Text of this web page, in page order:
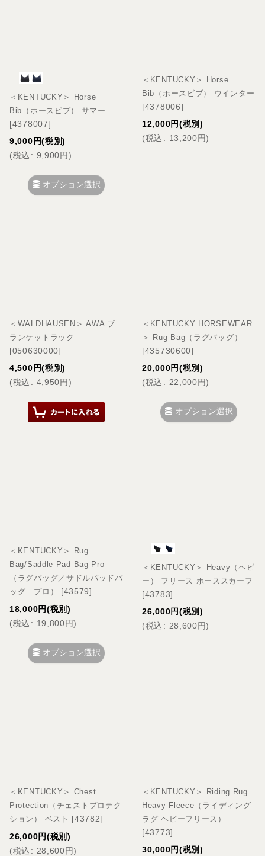
＜KENTUCKY＞ Horse
Bib（ホースビブ） サマー
[4378007]
9,000円(税別)
(税込 : 9,900円)
オプション選択
＜KENTUCKY＞ Horse
Bib（ホースビブ） ウインター
[4378006]
12,000円(税別)
(税込 : 13,200円)
＜WALDHAUSEN＞ AWA ブ
ランケットラック
[050630000]
4,500円(税別)
(税込 : 4,950円)
＜KENTUCKY HORSEWEAR
＞ Rug Bag（ラグバッグ）
[435730600]
20,000円(税別)
(税込 : 22,000円)
オプション選択
＜KENTUCKY＞ Rug
Bag/Saddle Pad Bag Pro
（ラグバッグ／サドルパッドバ
ッグ プロ）
[43579]
18,000円(税別)
(税込 : 19,800円)
オプション選択
＜KENTUCKY＞ Heavy（ヘビ
ー） フリース ホーススカーフ
[43783]
26,000円(税別)
(税込 : 28,600円)
＜KENTUCKY＞ Chest
Protection（チェストプロテク
ション） ベスト [43782]
26,000円(税別)
(税込 : 28,600円)
＜KENTUCKY＞ Riding Rug
Heavy Fleece（ライディング
ラグ ヘビーフリース）
[43773]
30,000円(税別)